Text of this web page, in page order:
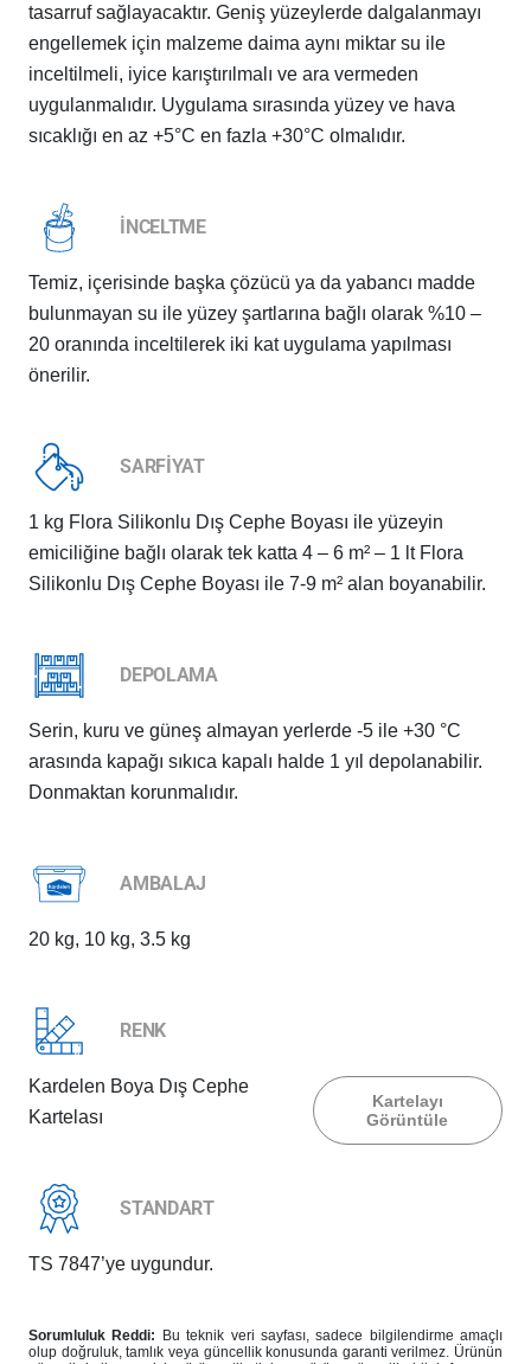
tasarruf sağlayacaktır. Geniş yüzeylerde dalgalanmayı
engellemek için malzeme daima aynı miktar su ile
inceltilmeli, iyice karıştırılmalı ve ara vermeden
uygulanmalıdır. Uygulama sırasında yüzey ve hava
sıcaklığı en az +5°C en fazla +30°C olmalıdır.
İNCELTME
Temiz, içerisinde başka çözücü ya da yabancı madde
bulunmayan su ile yüzey şartlarına bağlı olarak %10 –
20 oranında inceltilerek iki kat uygulama yapılması
önerilir.
SARFİYAT
1 kg Flora Silikonlu Dış Cephe Boyası ile yüzeyin
emiciliğine bağlı olarak tek katta 4 – 6 m² – 1 lt Flora
Silikonlu Dış Cephe Boyası ile 7-9 m² alan boyanabilir.
DEPOLAMA
Serin, kuru ve güneş almayan yerlerde -5 ile +30 °C
arasında kapağı sıkıca kapalı halde 1 yıl depolanabilir.
Donmaktan korunmalıdır.
AMBALAJ
20 kg, 10 kg, 3.5 kg
RENK
Kardelen Boya Dış Cephe
Kartelası
Kartelayı
Görüntüle
STANDART
TS 7847’ye uygundur.
Sorumluluk Reddi: Bu teknik veri sayfası, sadece bilgilendirme amaçlı
olup doğruluk, tamlık veya güncellik konusunda garanti verilmez. Ürünün